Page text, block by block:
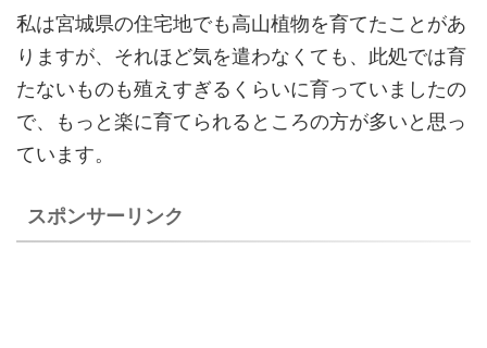
私は宮城県の住宅地でも高山植物を育てたことがあ
りますが、それほど気を遣わなくても、此処では育
たないものも殖えすぎるくらいに育っていましたの
で、もっと楽に育てられるところの方が多いと思っ
ています。
スポンサーリンク